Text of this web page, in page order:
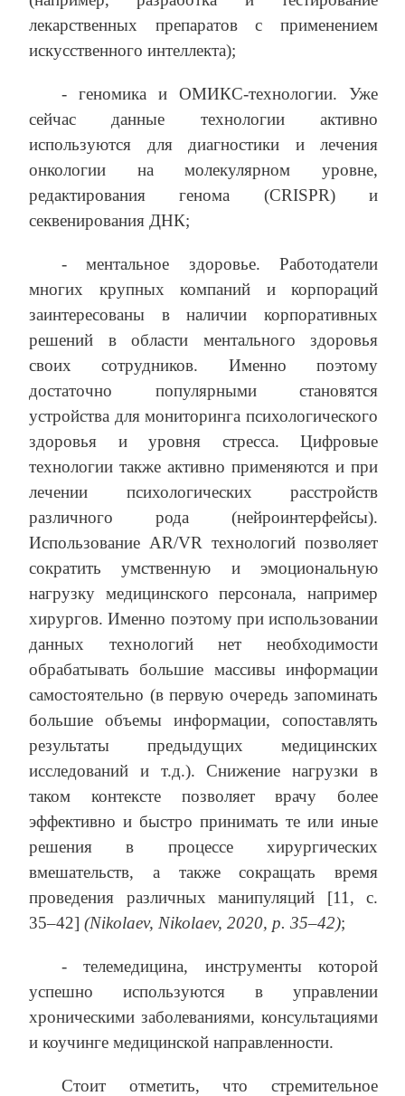
лекарственных препаратов с применением
искусственного интеллекта);
- геномика и ОМИКС-технологии. Уже
сейчас данные технологии активно
используются для диагностики и лечения
онкологии на молекулярном уровне,
редактирования генома (CRISPR) и
секвенирования ДНК;
- ментальное здоровье. Работодатели
многих крупных компаний и корпораций
заинтересованы в наличии корпоративных
решений в области ментального здоровья
своих сотрудников. Именно поэтому
достаточно популярными становятся
устройства для мониторинга психологического
здоровья и уровня стресса. Цифровые
технологии также активно применяются и при
лечении психологических расстройств
различного рода (нейроинтерфейсы).
Использование AR/VR технологий позволяет
сократить умственную и эмоциональную
нагрузку медицинского персонала, например
хирургов. Именно поэтому при использовании
данных технологий нет необходимости
обрабатывать большие массивы информации
самостоятельно (в первую очередь запоминать
большие объемы информации, сопоставлять
результаты предыдущих медицинских
исследований и т.д.). Снижение нагрузки в
таком контексте позволяет врачу более
эффективно и быстро принимать те или иные
решения в процессе хирургических
вмешательств, а также сокращать время
проведения различных манипуляций [11, с.
35–42] (Nikolaev, Nikolaev, 2020, р. 35–42);
- телемедицина, инструменты которой
успешно используются в управлении
хроническими заболеваниями, консультациями
и коучинге медицинской направленности.
Стоит отметить, что стремительное